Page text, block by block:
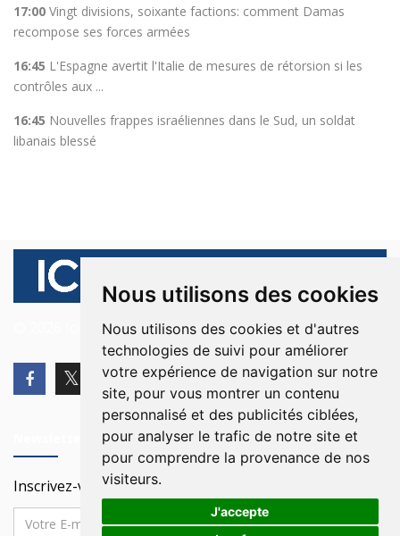
Nous utilisons des cookies
Nous utilisons des cookies et d'autres
technologies de suivi pour améliorer
votre expérience de navigation sur notre
site, pour vous montrer un contenu
personnalisé et des publicités ciblées,
pour analyser le trafic de notre site et
pour comprendre la provenance de nos
visiteurs.
J'accepte
17:00 Vingt divisions, soixante factions: comment Damas
recompose ses forces armées
16:45 L'Espagne avertit l'Italie de mesures de rétorsion si les
contrôles aux ...
16:45 Nouvelles frappes israéliennes dans le Sud, un soldat
libanais blessé
© 2026 Ici Beyrouth. Tous les droits sont réservés.
Inscrivez-vous à notre Newsletter